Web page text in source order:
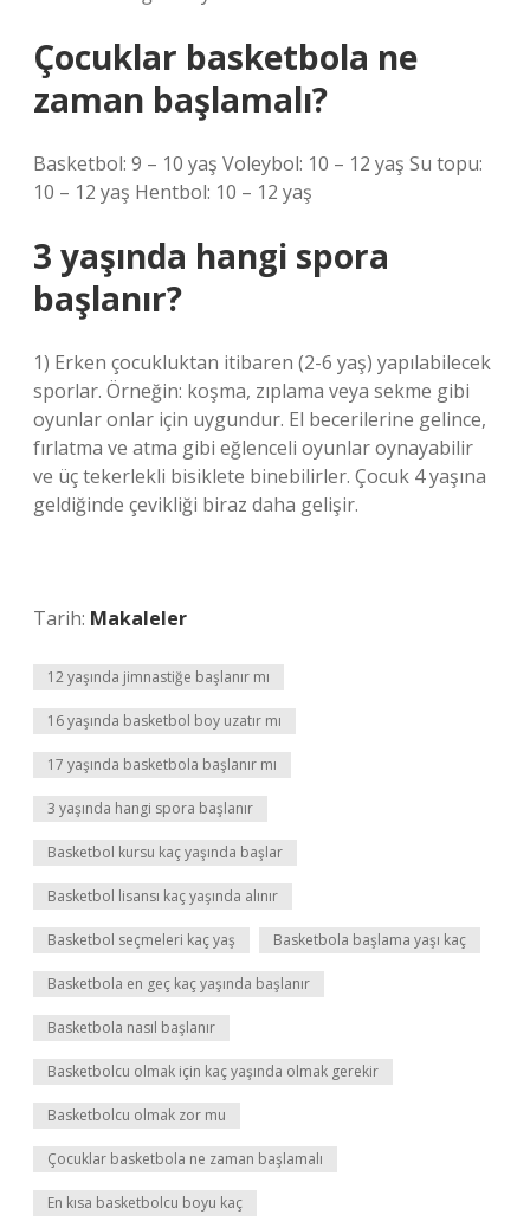
Çocuklar basketbola ne
zaman başlamalı?
Basketbol: 9 – 10 yaş Voleybol: 10 – 12 yaş Su topu:
10 – 12 yaş Hentbol: 10 – 12 yaş
3 yaşında hangi spora
başlanır?
1) Erken çocukluktan itibaren (2-6 yaş) yapılabilecek
sporlar. Örneğin: koşma, zıplama veya sekme gibi
oyunlar onlar için uygundur. El becerilerine gelince,
fırlatma ve atma gibi eğlenceli oyunlar oynayabilir
ve üç tekerlekli bisiklete binebilirler. Çocuk 4 yaşına
geldiğinde çevikliği biraz daha gelişir.
Tarih: Makaleler
12 yaşında jimnastiğe başlanır mı
16 yaşında basketbol boy uzatır mı
17 yaşında basketbola başlanır mı
3 yaşında hangi spora başlanır
Basketbol kursu kaç yaşında başlar
Basketbol lisansı kaç yaşında alınır
Basketbol seçmeleri kaç yaş Basketbola başlama yaşı kaç
Basketbola en geç kaç yaşında başlanır
Basketbola nasıl başlanır
Basketbolcu olmak için kaç yaşında olmak gerekir
Basketbolcu olmak zor mu
Çocuklar basketbola ne zaman başlamalı
En kısa basketbolcu boyu kaç